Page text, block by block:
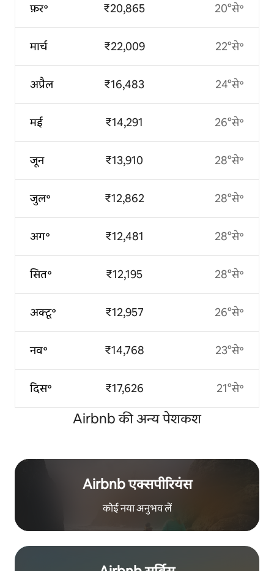
फ़र॰
मार्च
अप्रैल
मई
जून
जुल॰
अग॰
सित॰
अक्टू॰
नव॰
दिस॰
₹20,865
₹22,009
₹16,483
₹14,291
₹13,910
₹12,862
₹12,481
₹12,195
₹12,957
₹14,768
₹17,626
20°से॰
22°से॰
24°से॰
26°से॰
28°से॰
28°से॰
28°से॰
28°से॰
26°से॰
23°से॰
21°से॰
Airbnb की अन्य पेशकश
Airbnb एक्सपीरियंस
कोई नया अनुभव लें